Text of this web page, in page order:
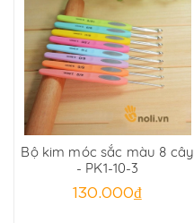
Bộ kim móc sắc màu 8 cây
- PK1-10-3
130.000₫